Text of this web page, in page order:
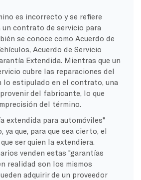
es incorrecto y se refiere
un contrato de servicio para
se conoce como Acuerdo de
Acuerdo de Servicio
Extendida. Mientras que un
cubre las reparaciones del
lo estipulado en el contrato, una
del fabricante, lo que
del término.
extendida para automóviles"
ya que, para que sea cierto, el
ser quien la extendiera.
venden estas "garantías
realidad son los mismos
adquirir de un proveedor